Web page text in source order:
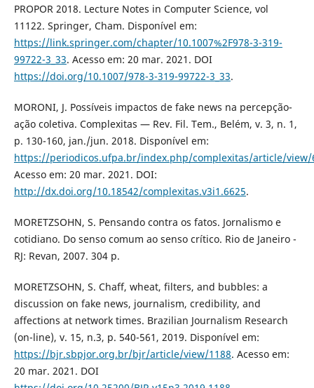
PROPOR 2018. Lecture Notes in Computer Science, vol
11122. Springer, Cham. Disponível em:
https://link.springer.com/chapter/10.1007%2F978-3-319-
99722-3_33. Acesso em: 20 mar. 2021. DOI
https://doi.org/10.1007/978-3-319-99722-3_33.
MORONI, J. Possíveis impactos de fake news na percepção-
ação coletiva. Complexitas — Rev. Fil. Tem., Belém, v. 3, n. 1,
p. 130-160, jan./jun. 2018. Disponível em:
https://periodicos.ufpa.br/index.php/complexitas/article/view/
Acesso em: 20 mar. 2021. DOI:
http://dx.doi.org/10.18542/complexitas.v3i1.6625.
MORETZSOHN, S. Pensando contra os fatos. Jornalismo e
cotidiano. Do senso comum ao senso crítico. Rio de Janeiro -
RJ: Revan, 2007. 304 p.
MORETZSOHN, S. Chaff, wheat, filters, and bubbles: a
discussion on fake news, journalism, credibility, and
affections at network times. Brazilian Journalism Research
(on-line), v. 15, n.3, p. 540-561, 2019. Disponível em:
https://bjr.sbpjor.org.br/bjr/article/view/1188. Acesso em:
20 mar. 2021. DOI